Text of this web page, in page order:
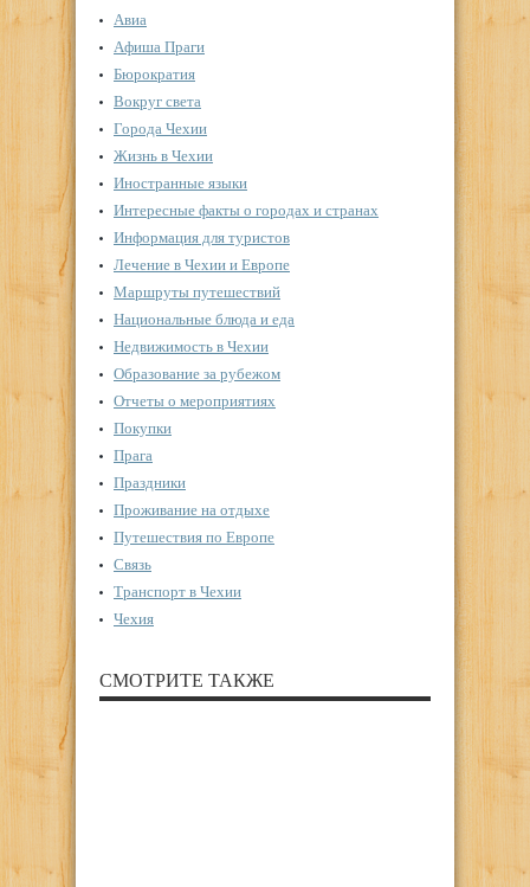
Авиа
Афиша Праги
Бюрократия
Вокруг света
Города Чехии
Жизнь в Чехии
Иностранные языки
Интересные факты о городах и странах
Информация для туристов
Лечение в Чехии и Европе
Маршруты путешествий
Национальные блюда и еда
Недвижимость в Чехии
Образование за рубежом
Отчеты о мероприятиях
Покупки
Прага
Праздники
Проживание на отдыхе
Путешествия по Европе
Связь
Транспорт в Чехии
Чехия
СМОТРИТЕ ТАКЖЕ